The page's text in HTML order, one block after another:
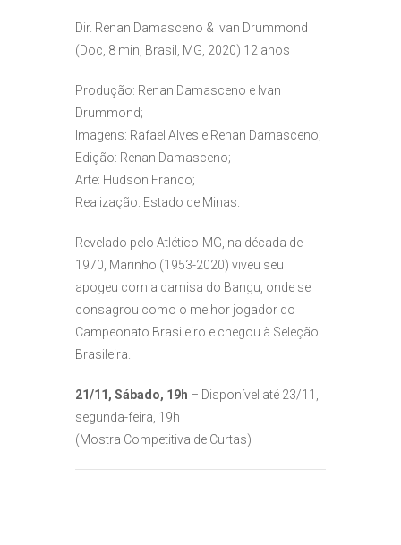
Dir. Renan Damasceno & Ivan Drummond
(Doc, 8 min, Brasil, MG, 2020) 12 anos
Produção: Renan Damasceno e Ivan
Drummond;
Imagens: Rafael Alves e Renan Damasceno;
Edição: Renan Damasceno;
Arte: Hudson Franco;
Realização: Estado de Minas.
Revelado pelo Atlético-MG, na década de
1970, Marinho (1953-2020) viveu seu
apogeu com a camisa do Bangu, onde se
consagrou como o melhor jogador do
Campeonato Brasileiro e chegou à Seleção
Brasileira.
21/11, Sábado, 19h – Disponível até 23/11,
segunda-feira, 19h
(Mostra Competitiva de Curtas)